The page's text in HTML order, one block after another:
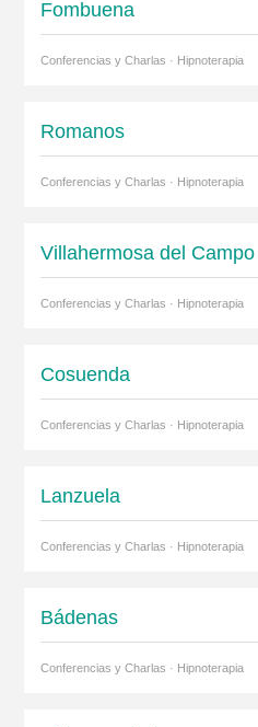
Fombuena
Conferencias y Charlas · Hipnoterapia
Romanos
Conferencias y Charlas · Hipnoterapia
Villahermosa del Campo
Conferencias y Charlas · Hipnoterapia
Cosuenda
Conferencias y Charlas · Hipnoterapia
Lanzuela
Conferencias y Charlas · Hipnoterapia
Bádenas
Conferencias y Charlas · Hipnoterapia